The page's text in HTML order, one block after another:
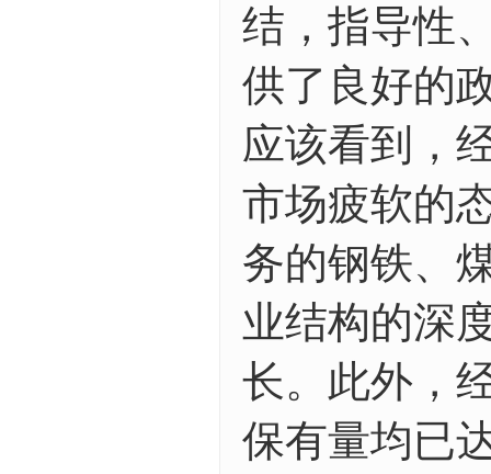
结，指导性
供了良好的
应该看到，
市场疲软的
务的钢铁、
业结构的深
长。此外，
保有量均已